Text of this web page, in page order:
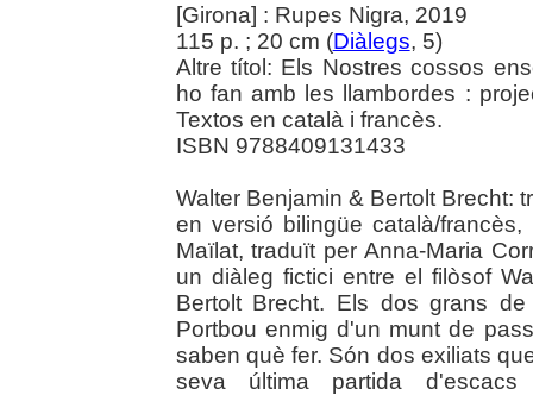
[Girona] : Rupes Nigra, 2019
115 p. ; 20 cm (Diàlegs, 5)
Altre títol: Els Nostres cossos
ho fan amb les llambordes :
Textos en català i francès.
ISBN 9788409131433
Walter Benjamin & Bertolt Brecht:
en versió bilingüe català/
Maïlat, traduït per Anna-Maria
un diàleg fictici entre el filòsof
Bertolt Brecht. Els dos grans
Portbou enmig d'un munt de
saben què fer. Són dos exiliats
seva última partida